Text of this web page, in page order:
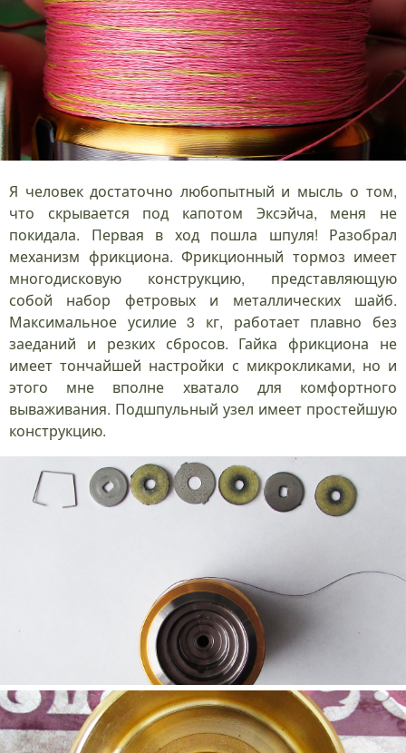
Я человек достаточно любопытный и мысль о том,
что скрывается под капотом Эксэйча, меня не
покидала. Первая в ход пошла шпуля! Разобрал
механизм фрикциона. Фрикционный тормоз имеет
многодисковую конструкцию, представляющую
собой набор фетровых и металлических шайб.
Максимальное усилие 3 кг, работает плавно без
заеданий и резких сбросов. Гайка фрикциона не
имеет тончайшей настройки с микрокликами, но и
этого мне вполне хватало для комфортного
вываживания. Подшпульный узел имеет простейшую
конструкцию.